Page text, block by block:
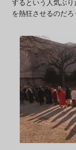
するという人気ぶ
を熱狂させるのだろ